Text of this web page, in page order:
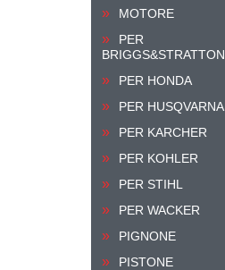
MOTORE
PER
BRIGGS&STRATTON
PER HONDA
PER HUSQVARNA
PER KARCHER
PER KOHLER
PER STIHL
PER WACKER
PIGNONE
PISTONE